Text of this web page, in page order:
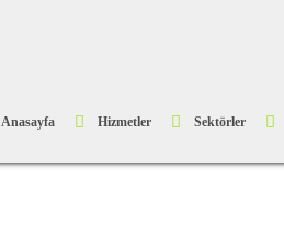
Anasayfa Hizmetler Sektörler